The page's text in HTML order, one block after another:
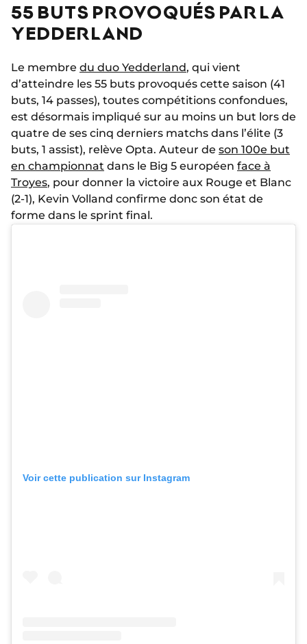
55 BUTS PROVOQUÉS PAR LA
YEDDERLAND
Le membre du duo Yedderland, qui vient
d’atteindre les 55 buts provoqués cette saison (41
buts, 14 passes), toutes compétitions confondues,
est désormais impliqué sur au moins un but lors de
quatre de ses cinq derniers matchs dans l’élite (3
buts, 1 assist), relève Opta. Auteur de son 100e but
en championnat dans le Big 5 européen face à
Troyes, pour donner la victoire aux Rouge et Blanc
(2-1), Kevin Volland confirme donc son état de
forme dans le sprint final.
Voir cette publication sur Instagram